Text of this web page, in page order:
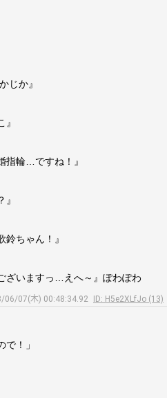
じか』
輪…ですね！』
ちゃん！』
ざいますっ…えへ～』ぽわぽわ
06/07(木) 00:48:34.92
ID: H5e2XLfJo (13)
！」